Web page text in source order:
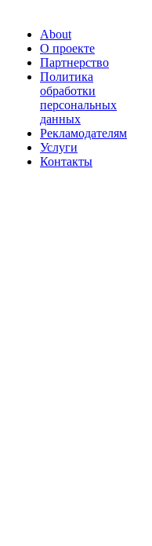
About
О проекте
Партнерство
Политика
обработки
персональных
данных
Рекламодателям
Услуги
Контакты